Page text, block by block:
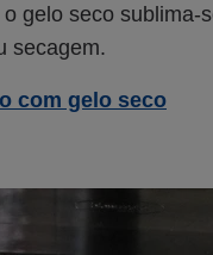
gelo seco sublima-
secagem.
com gelo seco